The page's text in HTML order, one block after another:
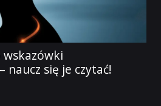
wskazówki
naucz się je czytać!